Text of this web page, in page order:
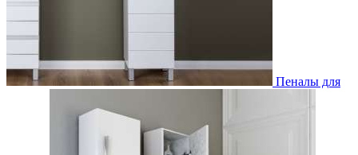
Пеналы для